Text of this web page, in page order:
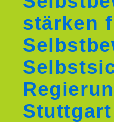
stärken
Stuttgart